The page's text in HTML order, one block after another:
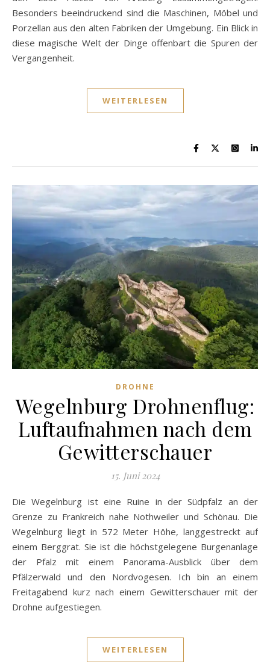
Besonders beeindruckend sind die Maschinen, Möbel und
Porzellan aus den alten Fabriken der Umgebung. Ein Blick in
diese magische Welt der Dinge offenbart die Spuren der
Vergangenheit.
WEITERLESEN
DROHNE
Wegelnburg Drohnenflug:
Luftaufnahmen nach dem
Gewitterschauer
15. Juni 2024
Die Wegelnburg ist eine Ruine in der Südpfalz an der
Grenze zu Frankreich nahe Nothweiler und Schönau. Die
Wegelnburg liegt in 572 Meter Höhe, langgestreckt auf
einem Berggrat. Sie ist die höchstgelegene Burgenanlage
der Pfalz mit einem Panorama-Ausblick über dem
Pfälzerwald und den Nordvogesen. Ich bin an einem
Freitagabend kurz nach einem Gewitterschauer mit der
Drohne aufgestiegen.
WEITERLESEN